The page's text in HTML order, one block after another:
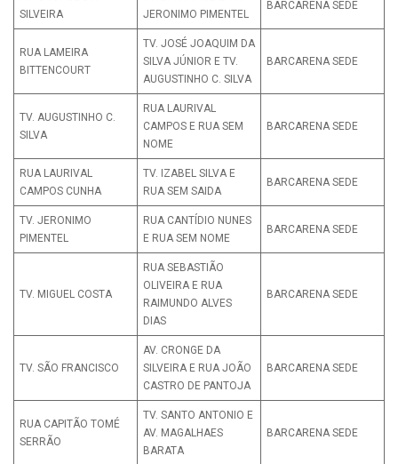
SILVEIRA
JERONIMO PIMENTEL
BARCARENA SEDE
RUA LAMEIRA
BITTENCOURT
TV. JOSÉ JOAQUIM DA
SILVA JÚNIOR E TV.
AUGUSTINHO C. SILVA
BARCARENA SEDE
TV. AUGUSTINHO C.
SILVA
RUA LAURIVAL
CAMPOS E RUA SEM
NOME
BARCARENA SEDE
RUA LAURIVAL
CAMPOS CUNHA
TV. IZABEL SILVA E
RUA SEM SAIDA
BARCARENA SEDE
TV. JERONIMO
PIMENTEL
RUA CANTÍDIO NUNES
E RUA SEM NOME
BARCARENA SEDE
TV. MIGUEL COSTA
RUA SEBASTIÃO
OLIVEIRA E RUA
RAIMUNDO ALVES
DIAS
BARCARENA SEDE
TV. SÃO FRANCISCO
AV. CRONGE DA
SILVEIRA E RUA JOÃO
CASTRO DE PANTOJA
BARCARENA SEDE
RUA CAPITÃO TOMÉ
SERRÃO
TV. SANTO ANTONIO E
AV. MAGALHAES
BARATA
BARCARENA SEDE